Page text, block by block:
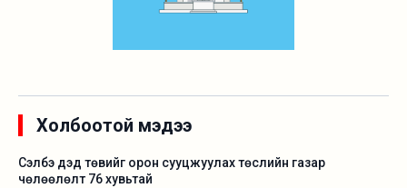
Холбоотой мэдээ
Сэлбэ дэд төвийг орон сууцжуулах төслийн газар
чөлөөлөлт 76 хувьтай